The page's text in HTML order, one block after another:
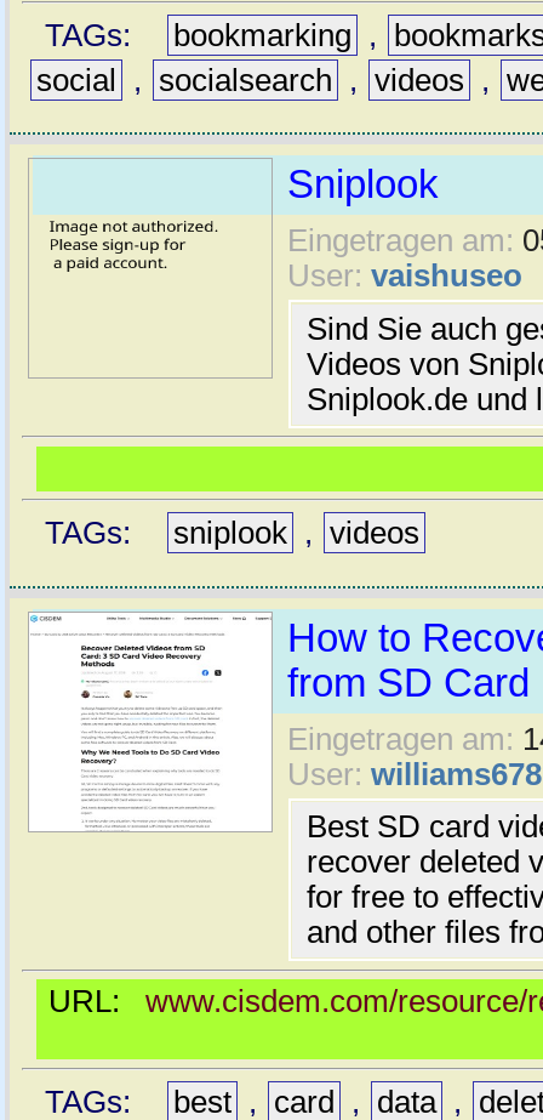
TAGs:
bookmarking ,
social
, socialsearch , videos ,
Sniplook
Eingetragen am:
User: vaishuseo
Sind Sie auch
Videos von
Sniplook.de und
TAGs: sniplook , videos
How to
from SD Card
Eingetragen am:
User: williams678
Best SD card
recover deleted
for free to
and other files
URL: www.cisdem.com/resource/
TAGs: best , card , data ,